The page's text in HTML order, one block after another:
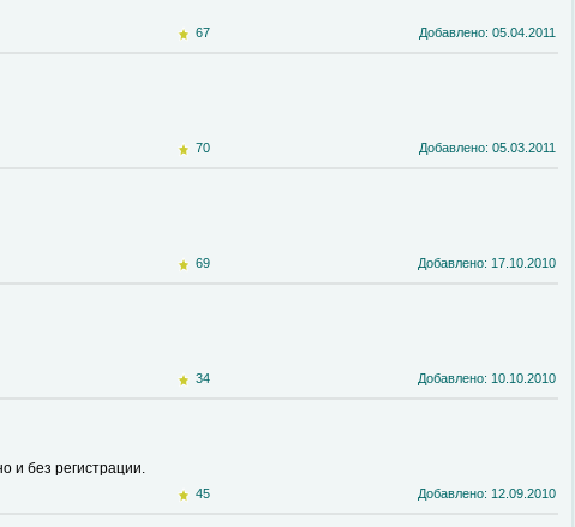
67 Добавлено: 05.04.2011
70 Добавлено: 05.03.2011
69 Добавлено: 17.10.2010
34 Добавлено: 10.10.2010
и без регистрации.
45 Добавлено: 12.09.2010